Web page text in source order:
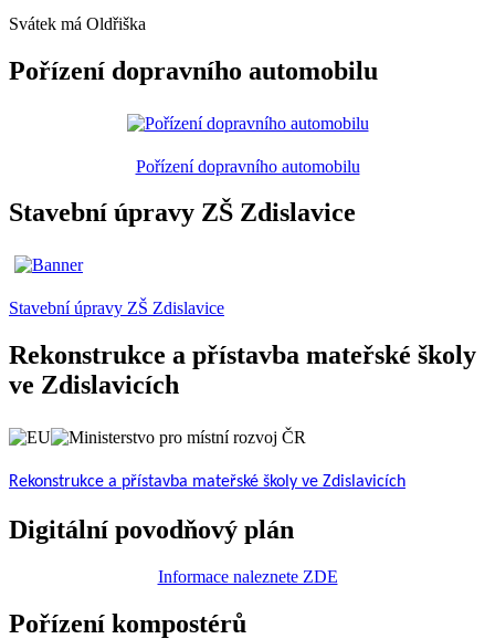
Svátek má Oldřiška
Pořízení dopravního automobilu
Pořízení dopravního automobilu
Stavební úpravy ZŠ Zdislavice
Stavební úpravy ZŠ Zdislavice
Rekonstrukce a přístavba mateřské školy
ve Zdislavicích
Rekonstrukce a přístavba mateřské školy ve Zdislavicích
Digitální povodňový plán
Informace naleznete ZDE
Pořízení kompostérů